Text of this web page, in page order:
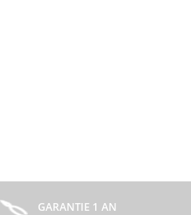
GARANTIE 1 AN